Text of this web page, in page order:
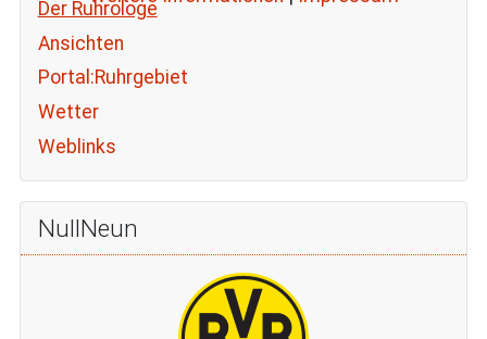
Der Ruhrologe
Ansichten
Portal:Ruhrgebiet
Wetter
Weblinks
NullNeun